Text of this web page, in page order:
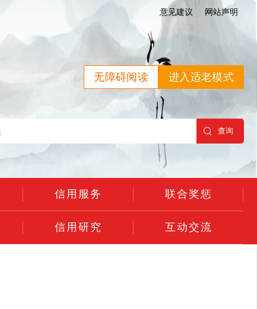
意见建议 网站声明
进入适老模式
无障碍阅读
信用服务 联合奖惩
信用研究 互动交流